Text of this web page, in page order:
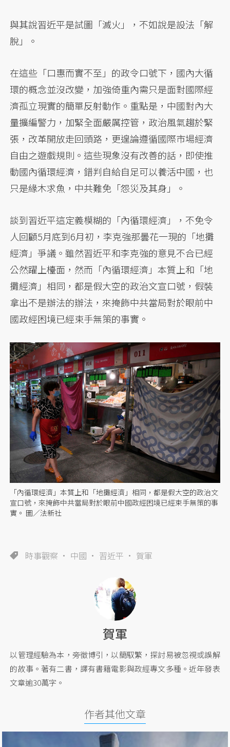
與其說習近平是試圖「滅火」，不如說是設法「解
脫」。
在這些「口惠而實不至」的政令口號下，國內大循
環的概念並沒改變，加強倚重內需只是面對國際經
濟孤立現實的簡單反射動作。重點是，中國對內大
量擴編警力，加緊全面嚴厲控管，政治風氣趨於緊
張，改革開放走回頭路，更遑論遵循國際市場經濟
自由之遊戲規則。這些現象沒有改善的話，即使推
動國內循環經濟，錯判自給自足可以養活中國，也
只是緣木求魚，中共難免「怨災及其身」。
談到習近平這定義模糊的「內循環經濟」，不免令
人回顧5月底到6月初，李克強那曇花一現的「地攤
經濟」爭議。雖然習近平和李克強的意見不合已經
公然躍上檯面，然而「內循環經濟」本質上和「地
攤經濟」相同，都是假大空的政治文宣口號，假裝
拿出不是辦法的辦法，來掩飾中共當局對於眼前中
國政經困境已經束手無策的事實。
「內循環經濟」本質上和「地攤經濟」相同，都是假大空的政治文
宣口號，來掩飾中共當局對於眼前中國政經困境已經束手無策的事
實。 圖／法新社
時事觀察 中國 習近平 賀軍
賀軍
以管理經驗為本，旁徵博引，以簡馭繁，探討易被忽視或誤解
的故事。著有二書，譯有書籍電影與政經專文多種。近年發表
文章逾30萬字。
作者其他文章